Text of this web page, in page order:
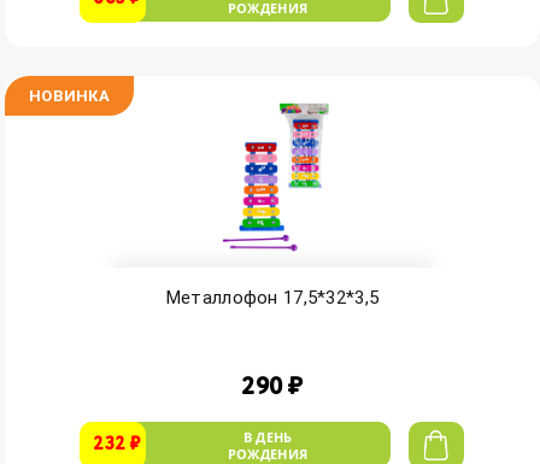
РОЖДЕНИЯ
НОВИНКА
Металлофон 17,5*32*3,5
290 ₽
232 ₽
В ДЕНЬ
РОЖДЕНИЯ